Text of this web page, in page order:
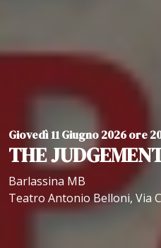
Giovedì 11 Giugno 2026 ore
THE
Barlassina MB
Teatro Antonio Belloni, Via